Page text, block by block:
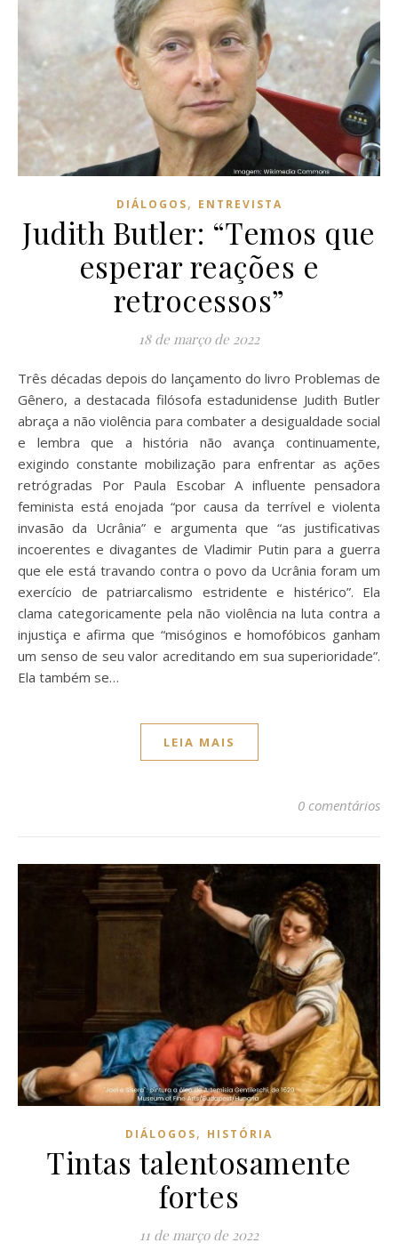
DIÁLOGOS, ENTREVISTA
Judith Butler: “Temos que
esperar reações e
retrocessos”
18 de março de 2022
Três décadas depois do lançamento do livro Problemas de
Gênero, a destacada filósofa estadunidense Judith Butler
abraça a não violência para combater a desigualdade social
e lembra que a história não avança continuamente,
exigindo constante mobilização para enfrentar as ações
retrógradas Por Paula Escobar A influente pensadora
feminista está enojada “por causa da terrível e violenta
invasão da Ucrânia” e argumenta que “as justificativas
incoerentes e divagantes de Vladimir Putin para a guerra
que ele está travando contra o povo da Ucrânia foram um
exercício de patriarcalismo estridente e histérico”. Ela
clama categoricamente pela não violência na luta contra a
injustiça e afirma que “misóginos e homofóbicos ganham
um senso de seu valor acreditando em sua superioridade”.
Ela também se…
LEIA MAIS
0 comentários
DIÁLOGOS, HISTÓRIA
Tintas talentosamente
fortes
11 de março de 2022